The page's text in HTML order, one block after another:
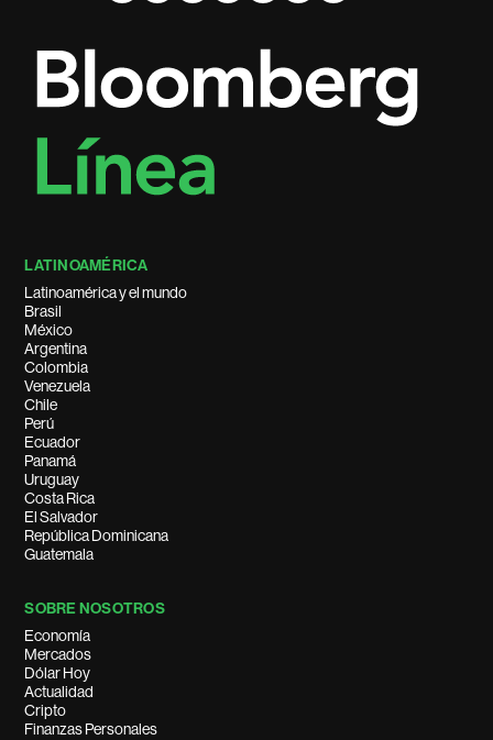
LATINOAMÉRICA
Latinoamérica y el mundo
Brasil
México
Argentina
Colombia
Venezuela
Chile
Perú
Ecuador
Panamá
Uruguay
Costa Rica
El Salvador
República Dominicana
Guatemala
SOBRE NOSOTROS
Economía
Mercados
Dólar Hoy
Actualidad
Cripto
Finanzas Personales